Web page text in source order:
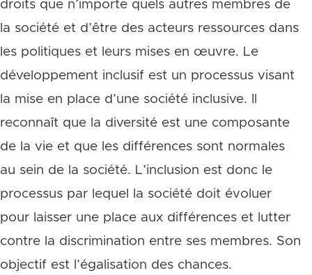
droits que n’importe quels autres membres de
la société et d’être des acteurs ressources dans
les politiques et leurs mises en œuvre. Le
développement inclusif est un processus visant
la mise en place d’une société inclusive. Il
reconnaît que la diversité est une composante
de la vie et que les différences sont normales
au sein de la société. L’inclusion est donc le
processus par lequel la société doit évoluer
pour laisser une place aux différences et lutter
contre la discrimination entre ses membres. Son
objectif est l’égalisation des chances.